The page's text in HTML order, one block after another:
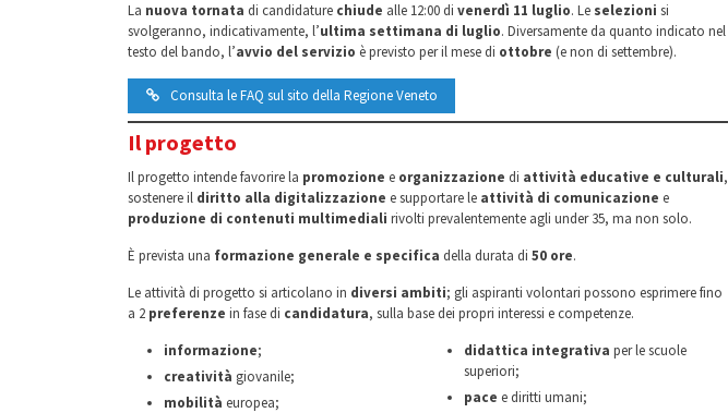
La nuova tornata di candidature chiude alle 12:00 di venerdì 11 luglio. Le selezioni si
svolgeranno, indicativamente, l’ultima settimana di luglio. Diversamente da quanto indicato nel
testo del bando, l’avvio del servizio è previsto per il mese di ottobre (e non di settembre).
Consulta le FAQ sul sito della Regione Veneto
Il progetto
Il progetto intende favorire la promozione e organizzazione di attività educative e culturali,
sostenere il diritto alla digitalizzazione e supportare le attività di comunicazione e
produzione di contenuti multimediali rivolti prevalentemente agli under 35, ma non solo.
È prevista una formazione generale e specifica della durata di 50 ore.
Le attività di progetto si articolano in diversi ambiti; gli aspiranti volontari possono esprimere fino
a 2 preferenze in fase di candidatura, sulla base dei propri interessi e competenze.
informazione;
creatività giovanile;
mobilità europea;
didattica integrativa per le scuole
superiori;
pace e diritti umani;